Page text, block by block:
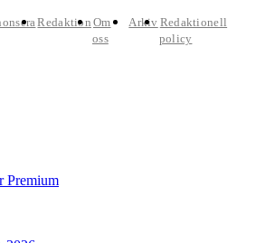
Redaktion Om
oss
Arkiv Redaktionell
policy
Premium